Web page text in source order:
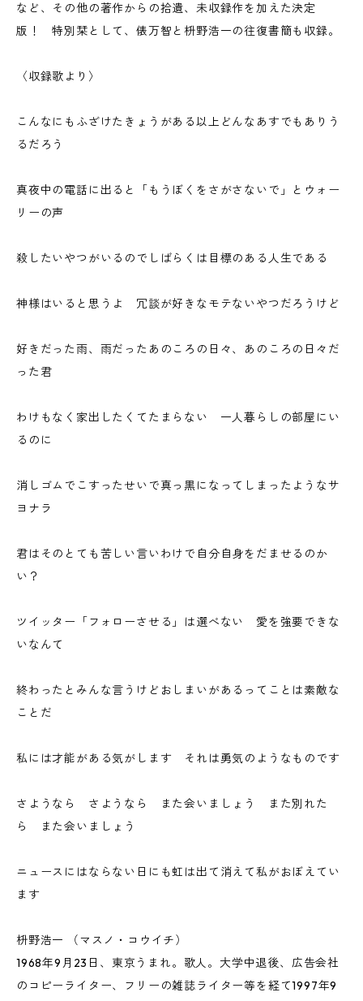
など、その他の著作からの拾遺、未収録作を加えた決定
版！ 特別栞として、俵万智と枡野浩一の往復書簡も収録。
〈収録歌より〉
こんなにもふざけたきょうがある以上どんなあすでもありう
るだろう
真夜中の電話に出ると「もうぼくをさがさないで」とウォー
リーの声
殺したいやつがいるのでしばらくは目標のある人生である
神様はいると思うよ 冗談が好きなモテないやつだろうけど
好きだった雨、雨だったあのころの日々、あのころの日々だ
った君
わけもなく家出したくてたまらない 一人暮らしの部屋にい
るのに
消しゴムでこすったせいで真っ黒になってしまったようなサ
ヨナラ
君はそのとても苦しい言いわけで自分自身をだませるのか
い？
ツイッター「フォローさせる」は選べない 愛を強要できな
いなんて
終わったとみんな言うけどおしまいがあるってことは素敵な
ことだ
私には才能がある気がします それは勇気のようなものです
さようなら さようなら また会いましょう また別れた
ら また会いましょう
ニュースにはならない日にも虹は出て消えて私がおぼえてい
ます
枡野浩一 （マスノ・コウイチ）
1968年9月23日、東京うまれ。歌人。大学中退後、広告会社
のコピーライター、フリーの雑誌ライター等を経て1997年9